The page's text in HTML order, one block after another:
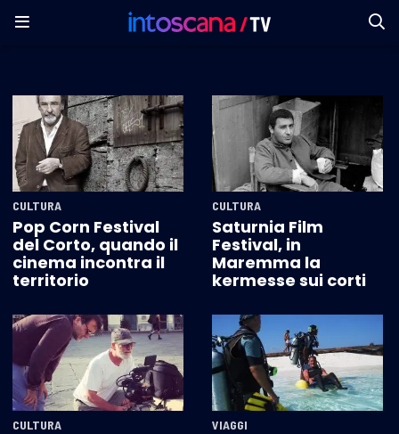
CULTURA
Pop Corn Festival
del Corto, quando il
cinema incontra il
territorio
CULTURA
Saturnia Film
Festival, in
Maremma la
kermesse sui corti
CULTURA VIAGGI